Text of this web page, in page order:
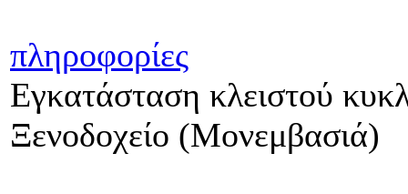
πληροφορίες
Εγκατάσταση κλειστού
Ξενοδοχείο (Μονεμβασιά)